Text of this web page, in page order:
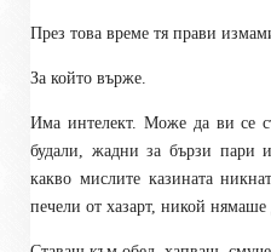
През това време тя прави
За който върже.
Има интелект. Може да ви се
будали, жадни за бързи пари
какво мислите казината
печели от хазарт, никой нямаше